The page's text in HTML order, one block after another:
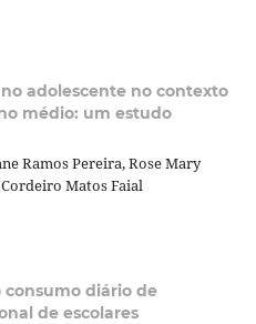
adolescente no contexto
médio: um estudo
Ramos Pereira, Rose Mary
Matos Faial
consumo diário de
de escolares